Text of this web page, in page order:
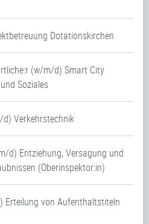
Dotationskirchen
(w/m/d) Smart City
Soziales
Verkehrstechnik
d) Entziehung, Versagung und
(Oberinspektor:in)
Erteilung von Aufenthaltstiteln